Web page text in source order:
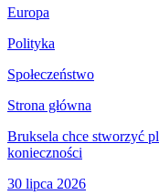
Europa
Polityka
Społeczeństwo
Strona główna
Bruksela chce stworzyć
konieczności
30 lipca 2026